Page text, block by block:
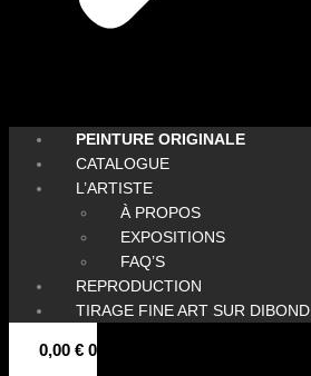
PEINTURE ORIGINALE
CATALOGUE
L’ARTISTE
À PROPOS
EXPOSITIONS
FAQ’S
REPRODUCTION
TIRAGE FINE ART SUR DIBOND
0,00 € 0